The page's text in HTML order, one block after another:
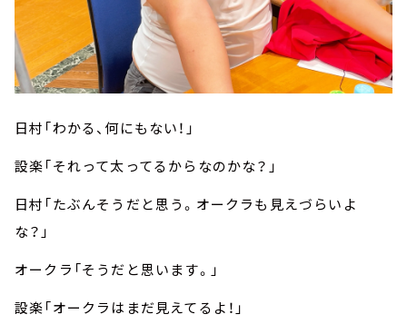
日村「わかる、何にもない！」
設楽「それって太ってるからなのかな？」
日村「たぶんそうだと思う。オークラも見えづらいよ
な？」
オークラ「そうだと思います。」
設楽「オークラはまだ見えてるよ！」